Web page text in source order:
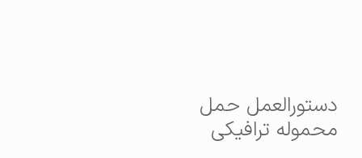
دستورالعمل حمل
محموله‌ ترافيكی